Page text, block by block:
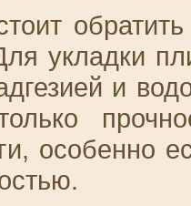
укладки
и
особенно